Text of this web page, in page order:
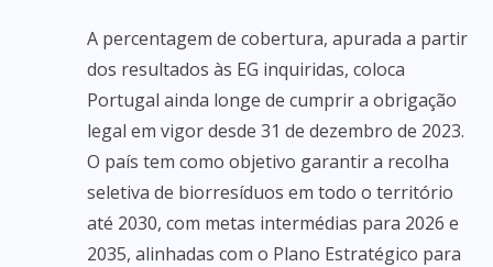
A percentagem de cobertura, apurada a partir
dos resultados às EG inquiridas, coloca
Portugal ainda longe de cumprir a obrigação
legal em vigor desde 31 de dezembro de 2023.
O país tem como objetivo garantir a recolha
seletiva de biorresíduos em todo o território
até 2030, com metas intermédias para 2026 e
2035, alinhadas com o Plano Estratégico para